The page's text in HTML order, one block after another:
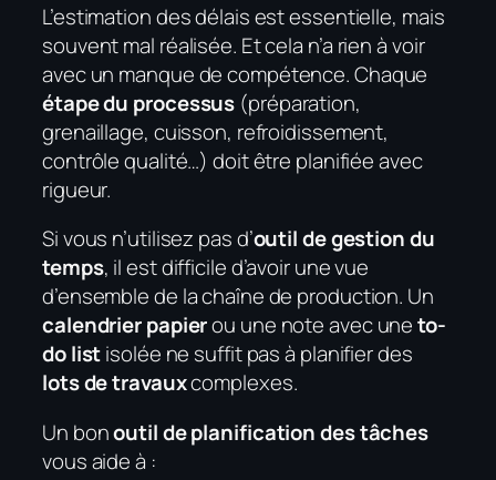
L’estimation des délais est essentielle, mais
souvent mal réalisée. Et cela n’a rien à voir
avec un manque de compétence. Chaque
étape du processus (préparation,
grenaillage, cuisson, refroidissement,
contrôle qualité…) doit être planifiée avec
rigueur.
Si vous n’utilisez pas d’outil de gestion du
temps, il est difficile d’avoir une vue
d’ensemble de la chaîne de production. Un
calendrier papierou une note avec uneto-
do listisolée ne suffit pas à planifier des
lots de travauxcomplexes.
Un bonoutil de planification des tâches
vous aide à :